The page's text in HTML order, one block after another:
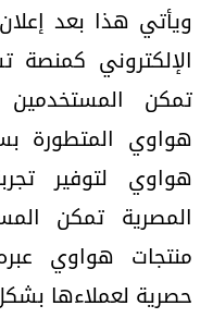
ويأتي هذا بعد
الإلكتروني
تمكن
هواوي المتطورة
هواوي لتوفير
المصرية تمكن
منتجات هواوي
حصرية لعملاءها